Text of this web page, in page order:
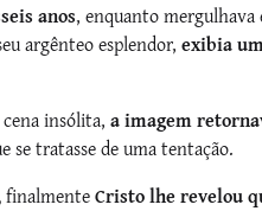
anos, enquanto mergulhava
argênteo esplendor, exibia
insólita, a imagem
se tratasse de uma tentação.
finalmenteCristo lhe revelou